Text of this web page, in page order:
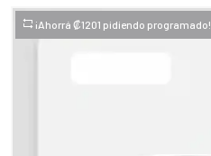
¡Ahorrá ₡1201 pidiendo programado!